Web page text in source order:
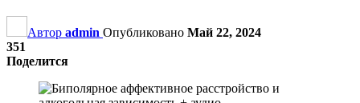
Автор admin Опубликовано Май 22, 2024
351
Поделится